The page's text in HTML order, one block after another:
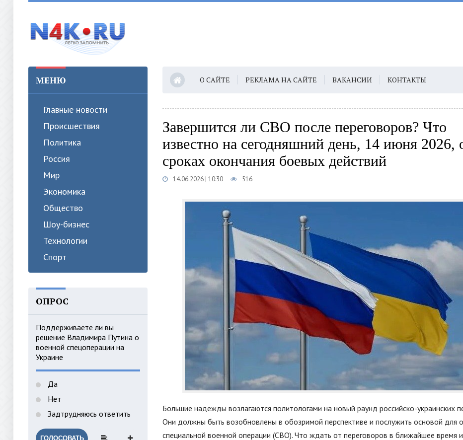
МЕНЮ
Главные новости
Происшествия
Политика
Россия
Мир
Экономика
Общество
Шоу-бизнес
Технологии
Спорт
ОПРОС
Поддерживаете ли вы
решение Владимира Путина о
военной спецоперации на
Украине
Да
Нет
Задтрудняюсь ответить
ГОЛОСОВАТЬ
О САЙТЕ РЕКЛАМА НА САЙТЕ ВАКАНСИИ КОНТАКТЫ
Завершится ли СВО после переговоров? Что
известно на сегодняшний день, 14 июня 2026,
сроках окончания боевых действий
14.06.2026 | 10:30 516
Большие надежды возлагаются политологами на новый раунд российско-украинских
Они должны быть возобновлены в обозримой перспективе и послужить основой для
специальной военной операции (СВО). Что ждать от переговоров в ближайшее время